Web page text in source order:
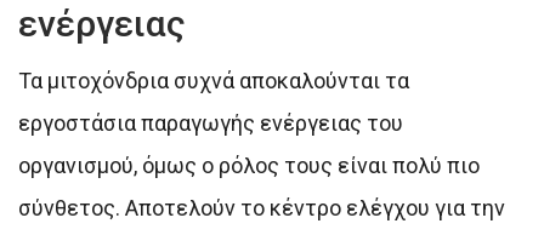
ενέργειας
Τα μιτοχόνδρια συχνά αποκαλούνται τα
εργοστάσια παραγωγής ενέργειας του
οργανισμού, όμως ο ρόλος τους είναι πολύ πιο
σύνθετος. Αποτελούν το κέντρο ελέγχου για την